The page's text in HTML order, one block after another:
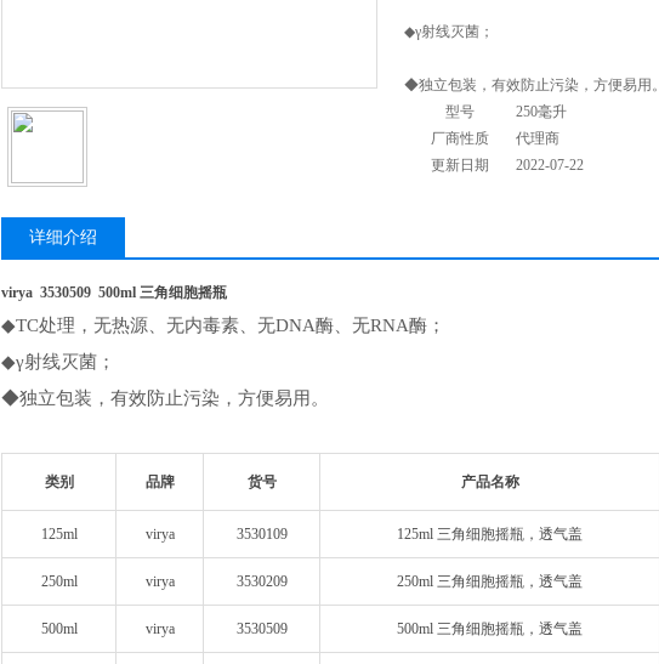
◆γ射线灭菌；
◆独立包装，有效防止污染，方便易用。
型号
250毫升
厂商性质
代理商
更新日期
2022-07-22
详细介绍
virya 3530509 500ml 三角细胞摇瓶
◆TC处理，无热源、无内毒素、无DNA酶、无RNA酶；
◆γ射线灭菌；
◆独立包装，有效防止污染，方便易用。
类别 品牌 货号 产品名称
125ml virya 3530109 125ml 三角细胞摇瓶，透气盖
250ml virya 3530209 250ml 三角细胞摇瓶，透气盖
500ml virya 3530509 500ml 三角细胞摇瓶，透气盖